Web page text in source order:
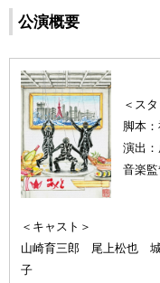
公演概要
＜ス
脚本
演出
音楽
＜キャスト＞
山崎育三郎 尾上松也
子